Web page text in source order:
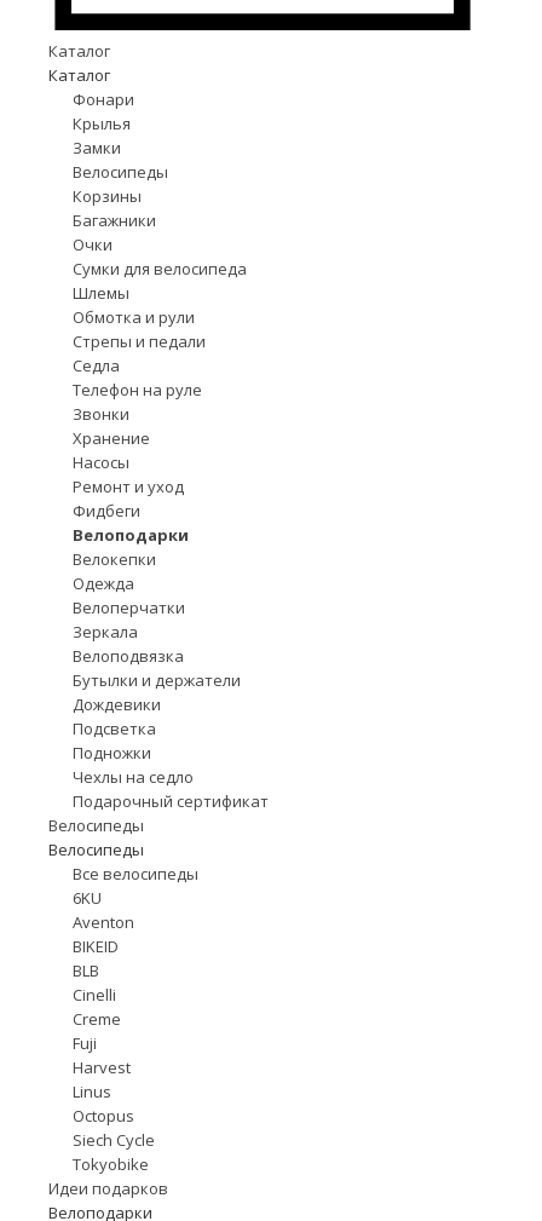
Каталог
Каталог
Фонари
Крылья
Замки
Велосипеды
Корзины
Багажники
Очки
Сумки для велосипеда
Шлемы
Обмотка и рули
Стрепы и педали
Седла
Телефон на руле
Звонки
Хранение
Насосы
Ремонт и уход
Фидбеги
Велоподарки
Велокепки
Одежда
Велоперчатки
Зеркала
Велоподвязка
Бутылки и держатели
Дождевики
Подсветка
Подножки
Чехлы на седло
Подарочный сертификат
Велосипеды
Велосипеды
Все велосипеды
6KU
Aventon
BIKEID
BLB
Cinelli
Creme
Fuji
Harvest
Linus
Octopus
Siech Cycle
Tokyobike
Идеи подарков
Велоподарки